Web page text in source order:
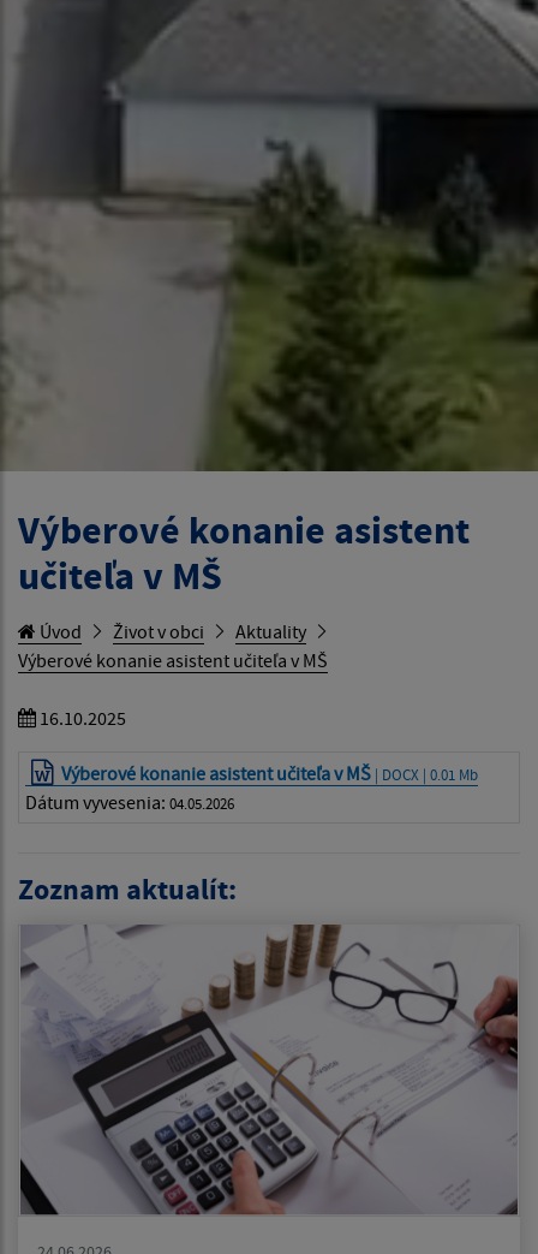
Výberové konanie asistent
učiteľa v MŠ
Úvod Život v obci
Aktuality
Výberové konanie asistent učiteľa v MŠ
16.10.2025
Výberové konanie asistent učiteľa v MŠ | DOCX | 0.01 Mb
Dátum vyvesenia: 04.05.2026
Zoznam aktualít: